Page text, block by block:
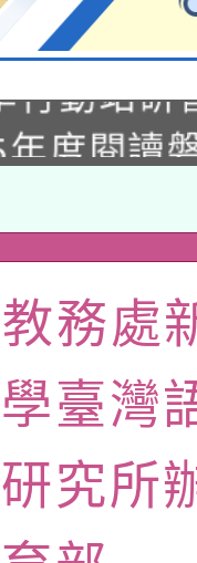
第2次
度閱讀
師名單
教學軟體
會函釋公
申請許可
利署委託
辦理「
及節水達
(星期六
景藝術
務處
臺灣
究所